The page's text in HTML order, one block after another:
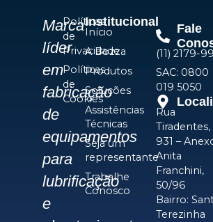
Marca
líder
em
fabricação
de
equipamentos
para
lubrificação
e
Políticas
de
Privacidade
Políticas
de
Cookies
Institucional
Início
A Bozza
Produtos
Soluções
Assistências
Técnicas
Seja um
representante
Trabalhe
Conosco
Rua
Tiradentes,
931 –
Anita
Franchini,
50/96
Bairro:
Terezinha
Fale
(11) 2179-
SAC: 0800
019 5050